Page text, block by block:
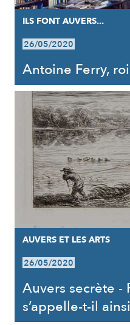
ILS FONT AUVERS...
26/05/2020
Antoine Ferry,
AUVERS ET LES ARTS
26/05/2020
Auvers secrète -
s’appelle-t-il